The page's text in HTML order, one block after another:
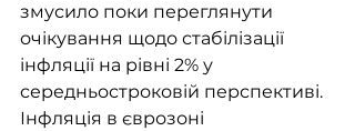
змусило поки переглянути
очікування щодо стабілізації
інфляції на рівні 2% у
середньостроковій перспективі.
Інфляція в єврозоні